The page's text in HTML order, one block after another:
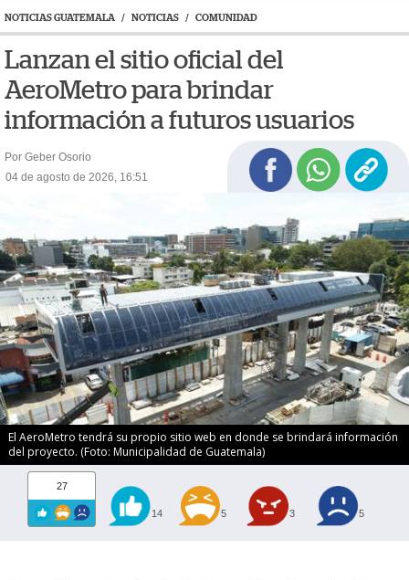
NOTICIAS GUATEMALA / NOTICIAS / COMUNIDAD
Lanzan el sitio oficial del
AeroMetro para brindar
información a futuros usuarios
Por Geber Osorio
04 de agosto de 2026, 16:51
El AeroMetro tendrá su propio sitio web en donde se brindará información
del proyecto. (Foto: Municipalidad de Guatemala)
27
14 5 3 5